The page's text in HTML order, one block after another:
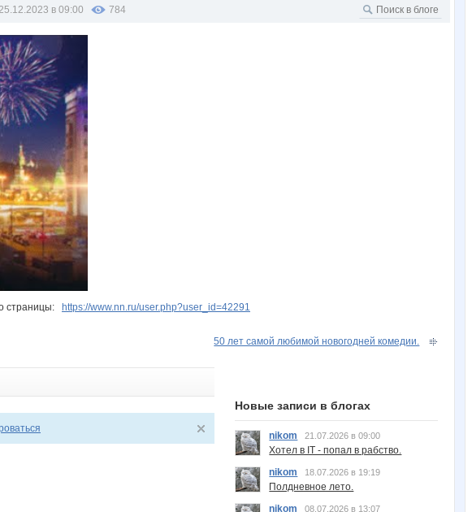
25.12.2023 в 09:00 784
страницы: https://www.nn.ru/user.php?user_id=42291
50 лет самой любимой новогодней комедии.
Новые записи в блогах
nikom 21.07.2026 в 09:00
Хотел в IT - попал в рабство.
nikom
18.07.2026 в 19:19
Полдневное лето.
nikom
08.07.2026 в 13:07